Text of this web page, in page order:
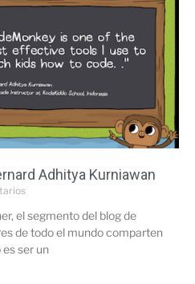
Adhitya Kurniawan
el segmento del blog de
de todo el mundo comparten
ser un